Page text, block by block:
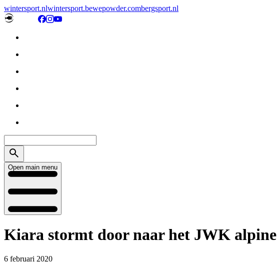
wintersport.nlwintersport.bewepowder.combergsport.nl
Open main menu
Kiara stormt door naar het JWK
6 februari 2020